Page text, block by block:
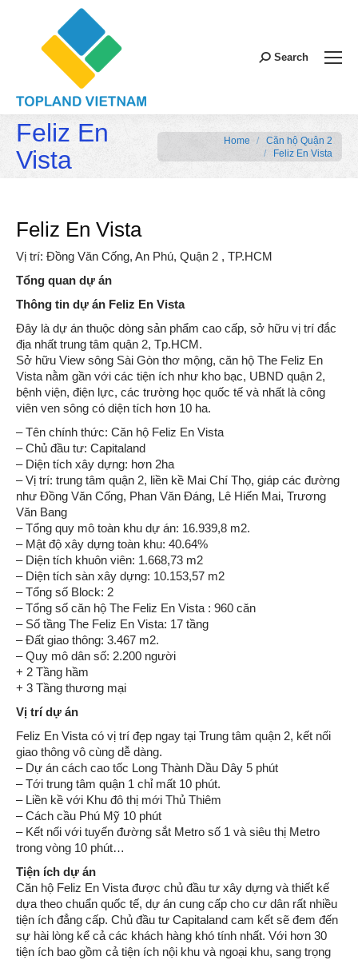
Search:
Search
Feliz En
Vista
You are here:Home
Căn hộ Quận 2
Feliz En Vista
Feliz En Vista
Vị trí: Đồng Văn Cống, An Phú, Quận 2 , TP.HCM
Tổng quan dự án
Thông tin dự án Feliz En Vista
Đây là dự án thuộc dòng sản phẩm cao cấp, sở hữu vị trí đắc
địa nhất trung tâm quận 2, Tp.HCM.
Sở hữu View sông Sài Gòn thơ mộng, căn hộ The Feliz En
Vista nằm gần với các tiện ích như kho bạc, UBND quận 2,
bệnh viện, điện lực, các trường học quốc tế và nhất là công
viên ven sông có diện tích hơn 10 ha.
– Tên chính thức: Căn hộ Feliz En Vista
– Chủ đầu tư: Capitaland
– Diện tích xây dựng: hơn 2ha
– Vị trí: trung tâm quận 2, liền kề Mai Chí Thọ, giáp các đường
như Đồng Văn Cống, Phan Văn Đáng, Lê Hiến Mai, Trương
Văn Bang
– Tổng quy mô toàn khu dự án: 16.939,8 m2.
– Mật độ xây dựng toàn khu: 40.64%
– Diện tích khuôn viên: 1.668,73 m2
– Diện tích sàn xây dựng: 10.153,57 m2
– Tổng số Block: 2
– Tổng số căn hộ The Feliz En Vista : 960 căn
– Số tầng The Feliz En Vista: 17 tầng
– Đất giao thông: 3.467 m2.
– Quy mô dân số: 2.200 người
+ 2 Tầng hầm
+ 3 Tầng thương mại
Vị trí dự án
Feliz En Vista có vị trí đẹp ngay tại Trung tâm quận 2, kết nối
giao thông vô cùng dễ dàng.
– Dự án cách cao tốc Long Thành Dầu Dây 5 phút
– Tới trung tâm quận 1 chỉ mất 10 phút.
– Liền kề với Khu đô thị mới Thủ Thiêm
– Cách cầu Phú Mỹ 10 phút
– Kết nối với tuyến đường sắt Metro số 1 và siêu thị Metro
trong vòng 10 phút…
Tiện ích dự án
Căn hộ Feliz En Vista được chủ đầu tư xây dựng và thiết kế
dựa theo chuẩn quốc tế, dự án cung cấp cho cư dân rất nhiều
tiện ích đẳng cấp. Chủ đầu tư Capitaland cam kết sẽ đem đến
sự hài lòng kể cả các khách hàng khó tính nhất. Với hơn 30
tiện ích bao gồm cả tiện ích nội khu và ngoại khu, sang trọng